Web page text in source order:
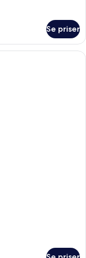
Se priser